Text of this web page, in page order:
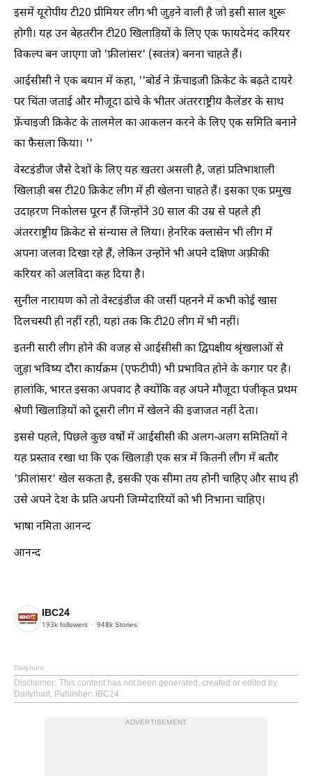
इसमें यूरोपीय टी20 प्रीमियर लीग भी जुड़ने वाली है जो इसी साल शुरू
होगी। यह उन बेहतरीन टी20 खिलाड़ियों के लिए एक फायदेमंद करियर
विकल्प बन जाएगा जो 'फ्रीलांसर' (स्वतंत्र) बनना चाहते हैं।
आईसीसी ने एक बयान में कहा, ''बोर्ड ने फ्रेंचाइजी क्रिकेट के बढ़ते दायरे
पर चिंता जताई और मौजूदा ढांचे के भीतर अंतरराष्ट्रीय कैलेंडर के साथ
फ्रेंचाइजी क्रिकेट के तालमेल का आकलन करने के लिए एक समिति बनाने
का फैसला किया। ''
वेस्टइंडीज जैसे देशों के लिए यह खतरा असली है, जहां प्रतिभाशाली
खिलाड़ी बस टी20 क्रिकेट लीग में ही खेलना चाहते हैं। इसका एक प्रमुख
उदाहरण निकोलस पूरन हैं जिन्होंने 30 साल की उम्र से पहले ही
अंतरराष्ट्रीय क्रिकेट से संन्यास ले लिया। हेनरिक क्लासेन भी लीग में
अपना जलवा दिखा रहे हैं, लेकिन उन्होंने भी अपने दक्षिण अफ़्रीकी
करियर को अलविदा कह दिया है।
सुनील नारायण को तो वेस्टइंडीज की जर्सी पहनने में कभी कोई खास
दिलचस्पी ही नहीं रही, यहां तक कि टी20 लीग में भी नहीं।
इतनी सारी लीग होने की वजह से आईसीसी का द्विपक्षीय श्रृंखलाओं से
जुड़ा भविष्य दौरा कार्यक्रम (एफटीपी) भी प्रभावित होने के कगार पर है।
हालांकि, भारत इसका अपवाद है क्योंकि वह अपने मौजूदा पंजीकृत प्रथम
श्रेणी खिलाड़ियों को दूसरी लीग में खेलने की इजाजत नहीं देता।
इससे पहले, पिछले कुछ वर्षों में आईसीसी की अलग-अलग समितियों ने
यह प्रस्ताव रखा था कि एक खिलाड़ी एक सत्र में कितनी लीग में बतौर
'फ्रीलांसर' खेल सकता है, इसकी एक सीमा तय होनी चाहिए और साथ ही
उसे अपने देश के प्रति अपनी जिम्मेदारियों को भी निभाना चाहिए।
भाषा नमिता आनन्द
आनन्द
IBC24
193k followers 948k Stories
Dailyhunt
Disclaimer: This content has not been generated, created or edited by
Dailyhunt. Publisher: IBC24
ADVERTISEMENT